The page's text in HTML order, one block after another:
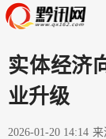
实体经济
业升级
2026-01-20 14:14 来